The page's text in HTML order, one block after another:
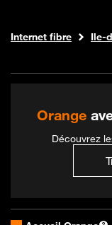
Boutique Orange
Internet fibre Ile-